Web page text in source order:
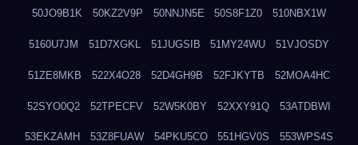
50JO9B1K 50KZ2V9P 50NNJN5E 50S8F1Z0 510NBX1W
5160U7JM 51D7XGKL 51JUGSIB 51MY24WU 51VJOSDY
51ZE8MKB 522X4O28 52D4GH9B 52FJKYTB 52MOA4HC
52SYO0Q2 52TPECFV 52W5K0BY 52XXY91Q 53ATDBWI
53EKZAMH 53Z8FUAW 54PKU5CO 551HGV0S 553WPS4S